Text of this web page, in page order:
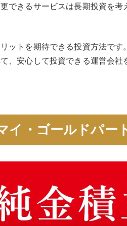
できるサービスは長期投資を考
ットを期待できる投資方法です
、安心して投資できる運営会社
イ・ゴールドパー